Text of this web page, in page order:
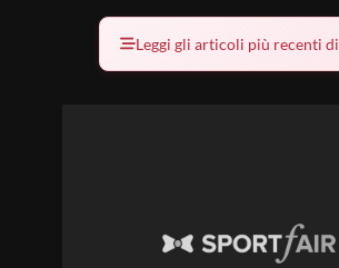
Leggi gli articoli più recenti di